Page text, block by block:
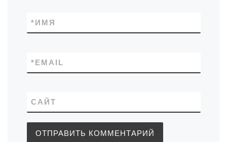
ИМЯ
*
EMAIL
*
САЙТ